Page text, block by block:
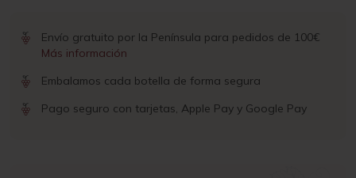
Envío gratuito por la Península para pedidos de 100€
Más información
Embalamos cada botella de forma segura
Pago seguro con tarjetas, Apple Pay y Google Pay